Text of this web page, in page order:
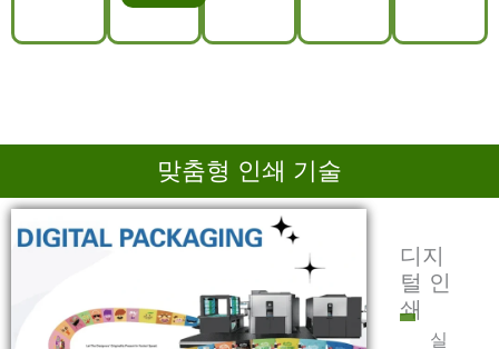
맞춤형 인쇄 기술
디지
털 인
쇄
실